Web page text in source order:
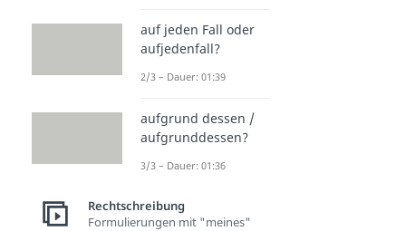
auf jeden Fall oder
aufjedenfall?
2/3 – Dauer: 01:39
aufgrund dessen /
aufgrunddessen?
3/3 – Dauer: 01:36
Rechtschreibung
Formulierungen mit "meines"